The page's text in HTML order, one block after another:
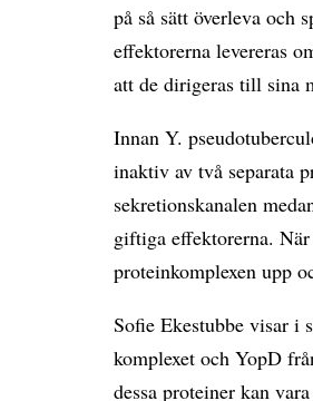
på så sätt överleva och
effektorerna levereras
att de dirigeras till sina
Innan Y.
inaktiv av två separata
sekretionskanalen
giftiga effektorerna.
proteinkomplexen upp
Sofie Ekestubbe visar i
komplexet och YopD
dessa proteiner kan